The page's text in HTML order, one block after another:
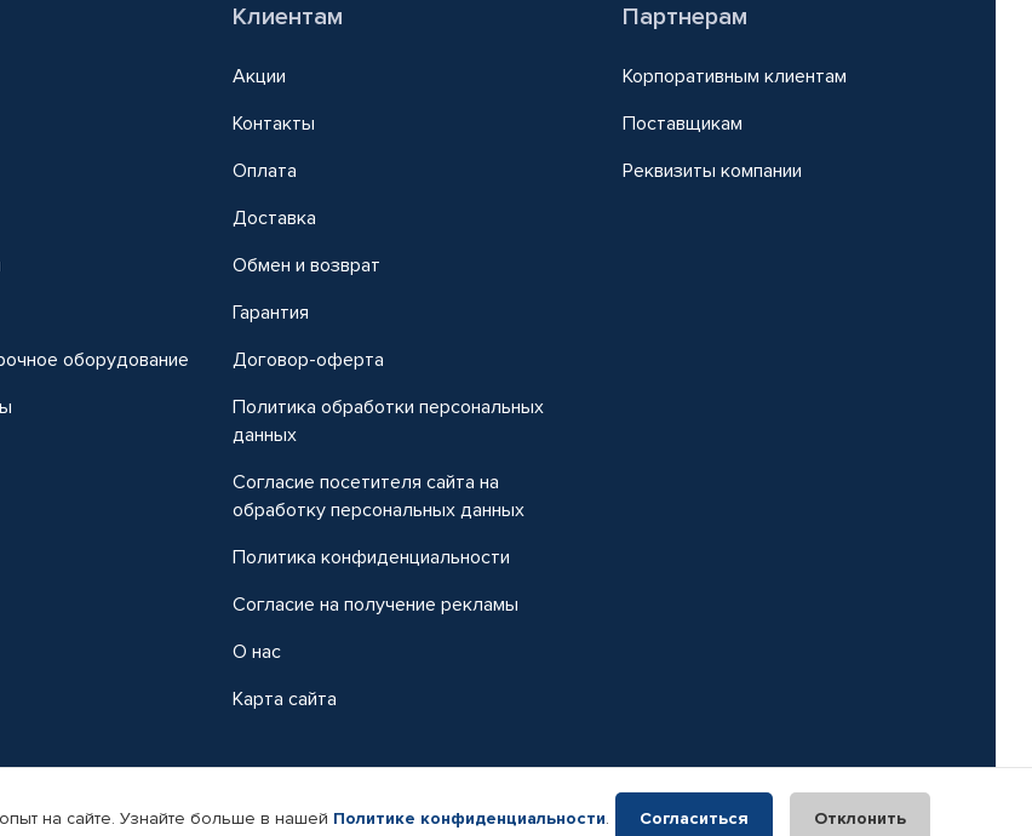
оборудование
Клиентам
Акции
Контакты
Оплата
Доставка
Обмен и возврат
Гарантия
Договор-оферта
Политика обработки персональных
данных
Согласие посетителя сайта на
обработку персональных данных
Политика конфиденциальности
Согласие на получение рекламы
О нас
Карта сайта
Партнерам
Корпоративным клиентам
Поставщикам
Реквизиты компании
товаров Автопрофи.
на сайте. Узнайте больше в нашей Политике конфиденциальности. Согласиться Отклонить